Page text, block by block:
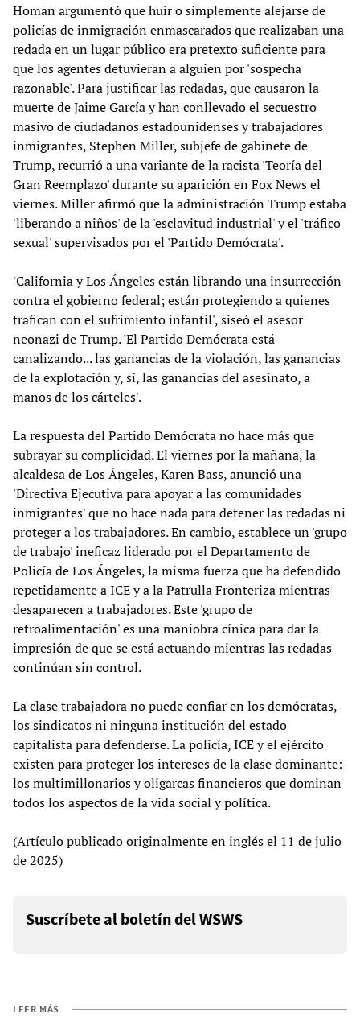
Homan argumentó que huir o simplemente alejarse de
policías de inmigración enmascarados que realizaban una
redada en un lugar público era pretexto suficiente para
que los agentes detuvieran a alguien por 'sospecha
razonable'. Para justificar las redadas, que causaron la
muerte de Jaime García y han conllevado el secuestro
masivo de ciudadanos estadounidenses y trabajadores
inmigrantes, Stephen Miller, subjefe de gabinete de
Trump, recurrió a una variante de la racista 'Teoría del
Gran Reemplazo' durante su aparición en Fox News el
viernes. Miller afirmó que la administración Trump estaba
'liberando a niños' de la 'esclavitud industrial' y el 'tráfico
sexual' supervisados por el 'Partido Demócrata'.
'California y Los Ángeles están librando una insurrección
contra el gobierno federal; están protegiendo a quienes
trafican con el sufrimiento infantil', siseó el asesor
neonazi de Trump. 'El Partido Demócrata está
canalizando... las ganancias de la violación, las ganancias
de la explotación y, sí, las ganancias del asesinato, a
manos de los cárteles'.
La respuesta del Partido Demócrata no hace más que
subrayar su complicidad. El viernes por la mañana, la
alcaldesa de Los Ángeles, Karen Bass, anunció una
'Directiva Ejecutiva para apoyar a las comunidades
inmigrantes' que no hace nada para detener las redadas ni
proteger a los trabajadores. En cambio, establece un 'grupo
de trabajo' ineficaz liderado por el Departamento de
Policía de Los Ángeles, la misma fuerza que ha defendido
repetidamente a ICE y a la Patrulla Fronteriza mientras
desaparecen a trabajadores. Este 'grupo de
retroalimentación' es una maniobra cínica para dar la
impresión de que se está actuando mientras las redadas
continúan sin control.
La clase trabajadora no puede confiar en los demócratas,
los sindicatos ni ninguna institución del estado
capitalista para defenderse. La policía, ICE y el ejército
existen para proteger los intereses de la clase dominante:
los multimillonarios y oligarcas financieros que dominan
todos los aspectos de la vida social y política.
(Artículo publicado originalmente en inglés el 11 de julio
de 2025)
Suscríbete al boletín del WSWS
LEER MÁS